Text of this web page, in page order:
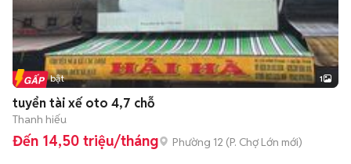
Tin nổi bật 1
tuyển tài xế oto 4,7 chỗ
Thanh hiếu
Đến 14,50 triệu/tháng Phường 12 (P. Chợ Lớn mới)